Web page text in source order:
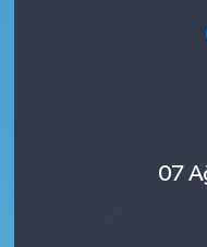
07